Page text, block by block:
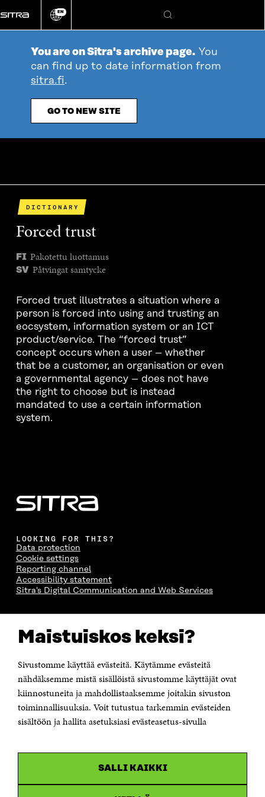
Maistuiskos keksi?
Sivustomme käyttää evästeitä. Käytämme evästeitä
nähdäksemme mistä sisällöistä sivustomme käyttäjät ovat
kiinnostuneita ja mahdollistaaksemme joitakin sivuston
toiminnallisuuksia. Voit tutustua tarkemmin evästeiden
sisältöön ja hallita asetuksiasi evästeasetus-sivulla
SALLI KAIKKI
directly
to
Change
EN
Search
You are on Sitra's archive page. You
can find up to date information from
sitra.fi.
GO TO NEW SITE
DICTIONARY
Forced trust
FI Pakotettu luottamus
SV Påtvingat samtycke
Forced trust illustrates a situation where a
person is forced into using and trusting an
eocsystem, information system or an ICT
product/service. The “forced trust”
concept occurs when a user – whether
that be a customer, an organisation or even
a governmental agency – does not have
the right to choose but is instead
mandated to use a certain information
system.
LOOKING FOR THIS?
Data protection
Cookie settings
Reporting channel
Accessibility statement
Sitra's Digital Communication and Web Services
The Finnish Innovation Fund Sitra
Itämerenkatu 11-13, PO Box 160,
Telephone +358 294 618 991
Telefax +358 9 645 072
Email firstname.lastname@sitra.fi sitra@sitra.fi
How to get to Sitra?
Business ID 0202132-3
in